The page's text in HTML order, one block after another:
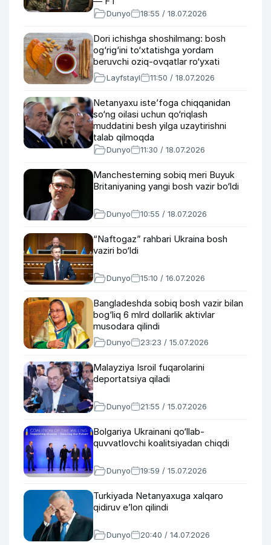
Dunyo 18:55 / 18.07.2026
Dori ichishga shoshilmang: bosh
og‘rig‘ini to‘xtatishga yordam
beruvchi oziq-ovqatlar ro‘yxati
Layfstayl 11:50 / 18.07.2026
Netanyaxu iste’foga chiqqanidan
so‘ng oilasi uchun qo‘riqlash
muddatini besh yilga uzaytirishni
talab qilmoqda
Dunyo 11:30 / 18.07.2026
Manchesterning sobiq meri Buyuk
Britaniyaning yangi bosh vazir bo‘ldi
Dunyo 10:55 / 18.07.2026
“Naftogaz” rahbari Ukraina bosh
vaziri bo‘ldi
Dunyo 15:10 / 16.07.2026
Bangladeshda sobiq bosh vazir bilan
bog‘liq 6 mlrd dollarlik aktivlar
musodara qilindi
Dunyo 23:23 / 15.07.2026
Malayziya Isroil fuqarolarini
deportatsiya qiladi
Dunyo 21:55 / 15.07.2026
Bolgariya Ukrainani qo‘llab-
quvvatlovchi koalitsiyadan chiqdi
Dunyo 19:59 / 15.07.2026
Turkiyada Netanyaxuga xalqaro
qidiruv e’lon qilindi
Dunyo 20:40 / 14.07.2026